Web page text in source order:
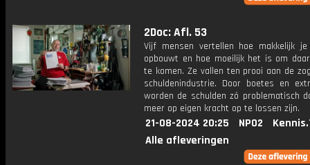
2Doc: Afl. 53
Vijf mensen vertellen hoe makkelijk je
opbouwt en hoe moeilijk het is om
te komen. Ze vallen ten prooi aan de
schuldenindustrie. Door boetes en
worden de schulden zó problematisch
meer op eigen kracht op te lossen zijn.
21-08-2024 20:25 NPO2
Alle afleveringen